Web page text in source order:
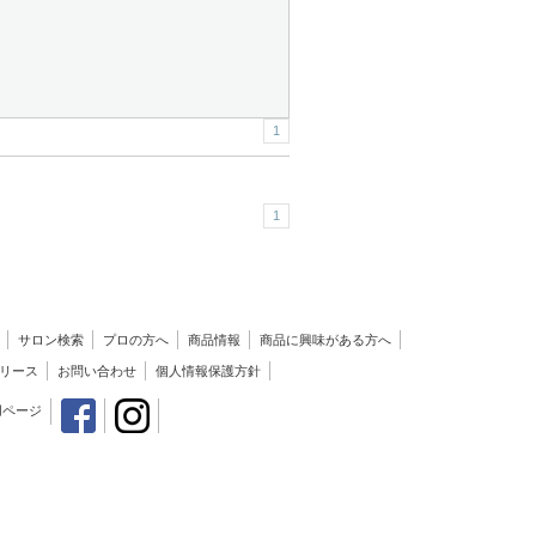
1
1
サロン検索 プロの方へ 商品情報 商品に興味がある方へ
ース お問い合わせ 個人情報保護方針
ージ